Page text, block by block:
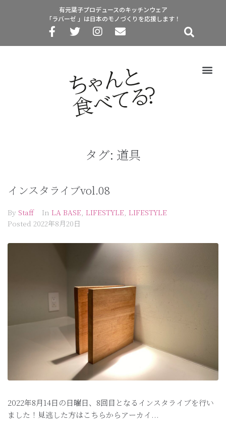
有元葉子プロデュースのキッチンウェア
「ラバーゼ 」は日本のモノづくりを応援します！
タグ: 道具
インスタライブvol.08
By Staff In LA BASE, LIFESTYLE, LIFESTYLE
Posted 2022年8月20日
2022年8月14日の日曜日、8回目となるインスタライブを行い
ました！見逃した方はこちらからアーカイ...